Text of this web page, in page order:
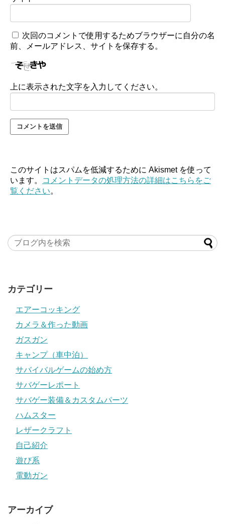
次回のコメントで使用するためブラウザーに自分の名
前、メールアドレス、サイトを保存する。
上に表示された文字を入力してください。
このサイトはスパムを低減するために Akismet を使って
います。
コメントデータの処理方法の詳細はこちらをご
覧ください。
カテゴリー
エアーコッキング
カメラ＆作った動画
ガスガン
キャンプ（車中泊）
サバイバルゲームの始め方
サバゲーレポート
サバゲー装備＆カスタムパーツ
ハムスター
レザークラフト
自己紹介
遊び系
電動ガン
アーカイブ